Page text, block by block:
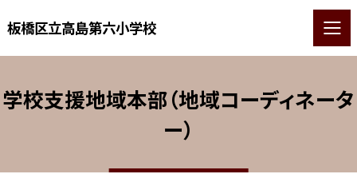
板橋区立高島第六小学校
学校支援地域本部（地域コーディネータ
ー）